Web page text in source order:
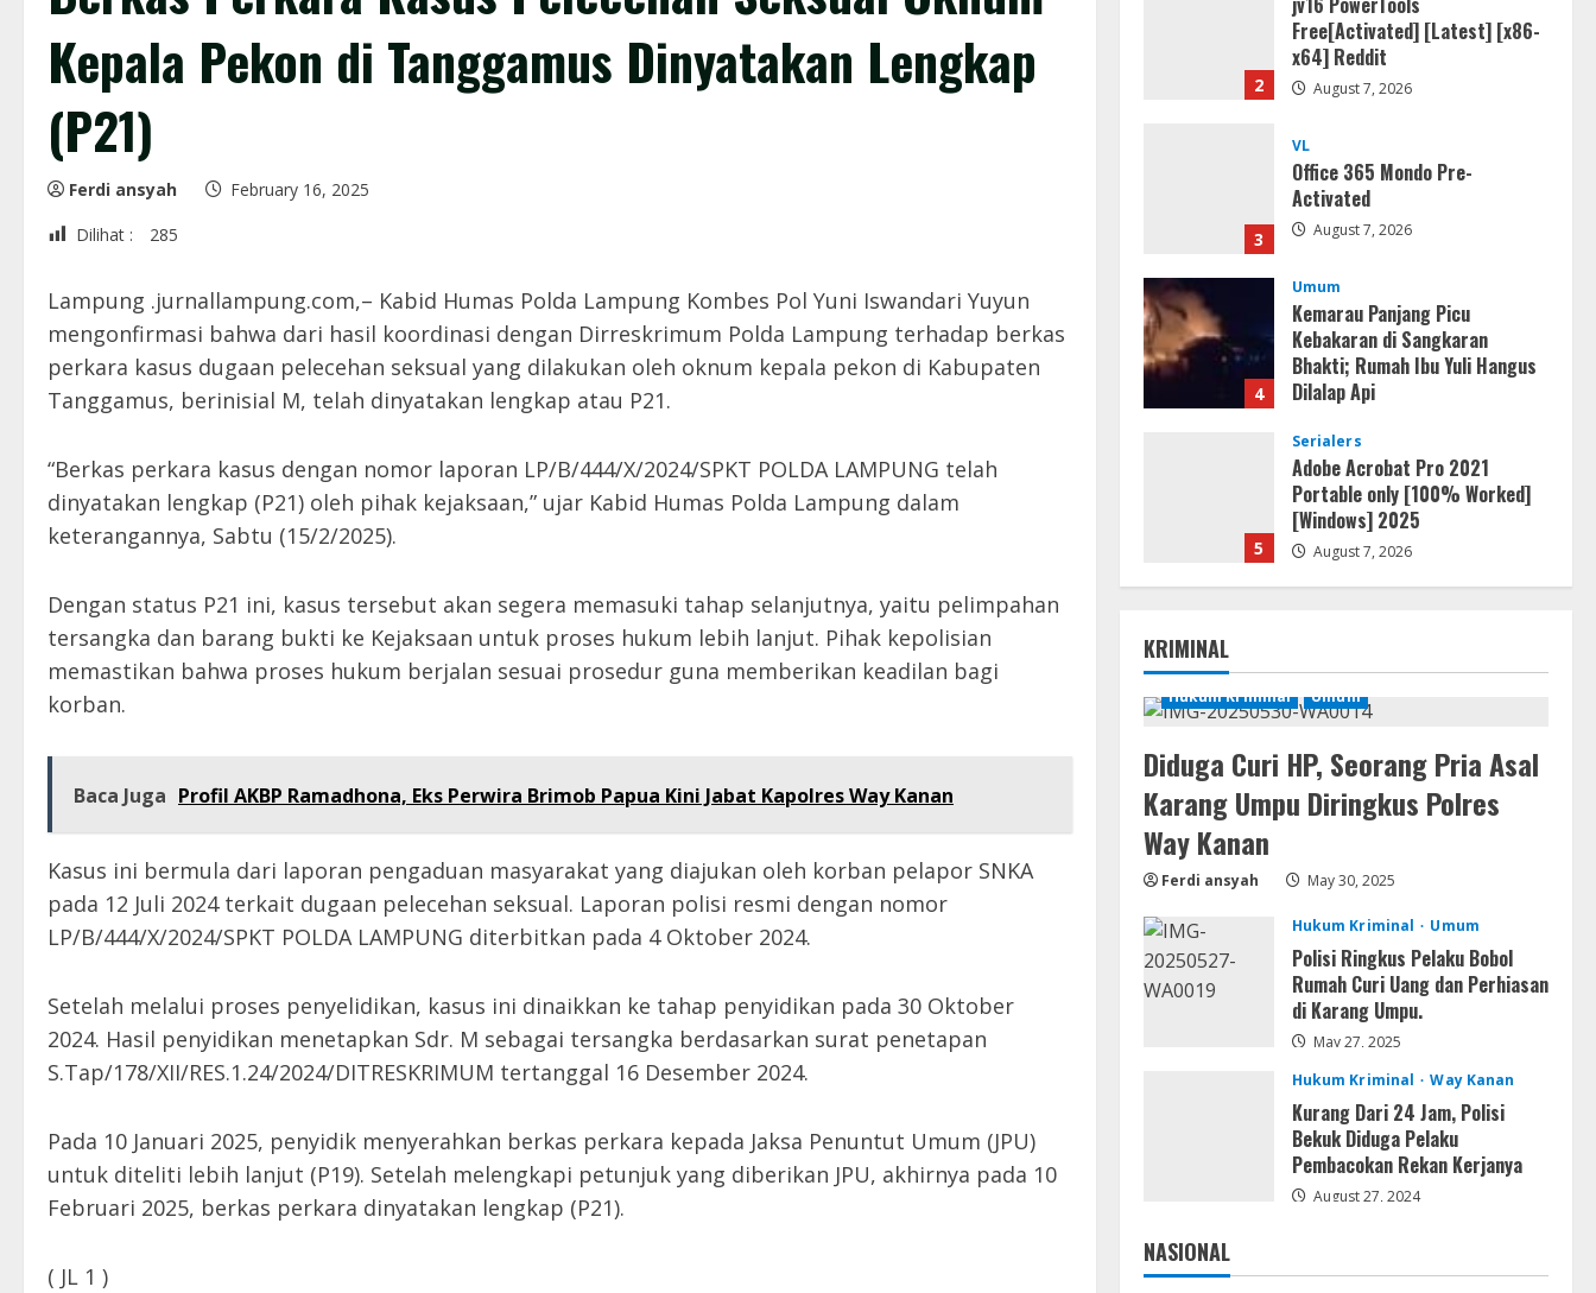
Kepala Pekon di Tanggamus Dinyatakan Lengkap
(P21)
Ferdi ansyah
February 16, 2025
Dilihat :
285
Lampung .jurnallampung.com,– Kabid Humas Polda Lampung Kombes Pol Yuni Iswandari Yuyun
mengonfirmasi bahwa dari hasil koordinasi dengan Dirreskrimum Polda Lampung terhadap berkas
perkara kasus dugaan pelecehan seksual yang dilakukan oleh oknum kepala pekon di Kabupaten
Tanggamus, berinisial M, telah dinyatakan lengkap atau P21.
“Berkas perkara kasus dengan nomor laporan LP/B/444/X/2024/SPKT POLDA LAMPUNG telah
dinyatakan lengkap (P21) oleh pihak kejaksaan,” ujar Kabid Humas Polda Lampung dalam
keterangannya, Sabtu (15/2/2025).
Dengan status P21 ini, kasus tersebut akan segera memasuki tahap selanjutnya, yaitu pelimpahan
tersangka dan barang bukti ke Kejaksaan untuk proses hukum lebih lanjut. Pihak kepolisian
memastikan bahwa proses hukum berjalan sesuai prosedur guna memberikan keadilan bagi
korban.
Baca Juga Profil AKBP Ramadhona, Eks Perwira Brimob Papua Kini Jabat Kapolres Way Kanan
Kasus ini bermula dari laporan pengaduan masyarakat yang diajukan oleh korban pelapor SNKA
pada 12 Juli 2024 terkait dugaan pelecehan seksual. Laporan polisi resmi dengan nomor
LP/B/444/X/2024/SPKT POLDA LAMPUNG diterbitkan pada 4 Oktober 2024.
Setelah melalui proses penyelidikan, kasus ini dinaikkan ke tahap penyidikan pada 30 Oktober
2024. Hasil penyidikan menetapkan Sdr. M sebagai tersangka berdasarkan surat penetapan
S.Tap/178/XII/RES.1.24/2024/DITRESKRIMUM tertanggal 16 Desember 2024.
Pada 10 Januari 2025, penyidik menyerahkan berkas perkara kepada Jaksa Penuntut Umum (JPU)
untuk diteliti lebih lanjut (P19). Setelah melengkapi petunjuk yang diberikan JPU, akhirnya pada 10
Februari 2025, berkas perkara dinyatakan lengkap (P21).
( JL 1 )
2
Free[Activated] [Latest] [x86-
x64] Reddit
August 7, 2026
3
VL
Office 365 Mondo Pre-
Activated
August 7, 2026
4
Umum
Kemarau Panjang Picu
Kebakaran di Sangkaran
Bhakti; Rumah Ibu Yuli Hangus
Dilalap Api
5
Serialers
Adobe Acrobat Pro 2021
Portable only [100% Worked]
[Windows] 2025
August 7, 2026
1 August 7, 2026
2
Serialers
jv16 PowerTools
Free[Activated] [Latest] [x86-
x64] Reddit
VL
Office 365 Mondo Pre-
Activated
August 7, 2026
Kemarau Panjang Picu
Kebakaran di Sangkaran
Bhakti; Rumah Ibu Yuli Hangus
Dilalap Api
August 7, 2026
KRIMINAL
Hukum Kriminal Umum
Diduga Curi HP, Seorang Pria Asal
Karang Umpu Diringkus Polres
Way Kanan
Ferdi ansyah May 30, 2025
Hukum Kriminal Umum
Polisi Ringkus Pelaku Bobol
Rumah Curi Uang dan Perhiasan
di Karang Umpu.
May 27, 2025
Hukum Kriminal
Way Kanan
Kurang Dari 24 Jam, Polisi
Bekuk Diduga Pelaku
Pembacokan Rekan Kerjanya
August 27, 2024
NASIONAL
Jakarta